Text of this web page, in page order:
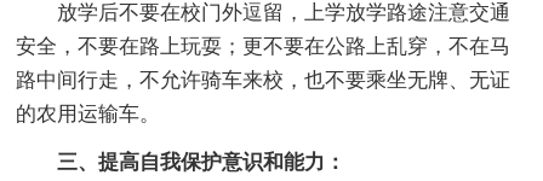
放学后不要在校门外逗留，上学放学路途注意交通
安全，不要在路上玩耍；更不要在公路上乱穿，不在马
路中间行走，不允许骑车来校，也不要乘坐无牌、无证
的农用运输车。
三、提高自我保护意识和能力：